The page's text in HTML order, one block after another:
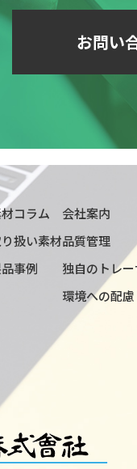
お問い
コラム
扱い素材
事例
会社案内
品質管理
独自のトレ
環境への配慮